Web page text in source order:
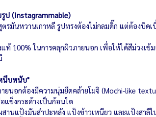
ป (Instagrammable)
ตรมันหวานเกาหลี รูปทรงต้องไม่กลมดิ๊ก แต่ต้องบิด
ท้ 100% ในการคลุกผิวภายนอก เพื่อให้ได้สีม่วงเข้
นึบหนับ"
ยนอกต้องมีความนุ่มยืดคล้ายโมจิ (Mochi-like
ข็งกระด้างเป็นก้อนไต
สานแป้งมันสำปะหลัง แป้งข้าวเหนียว และแป้งสาลี